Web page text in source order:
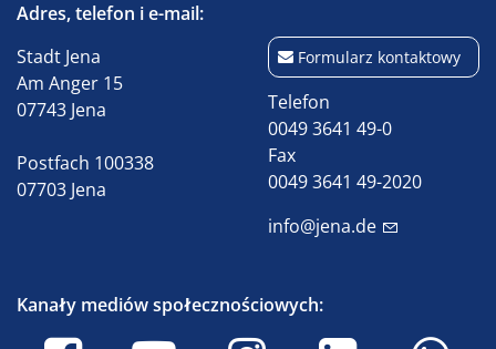
Adres, telefon i e-mail:
Stadt Jena
Am Anger 15
07743 Jena
Postfach 100338
07703 Jena
Formularz kontaktowy
Telefon
0049 3641 49-0
Fax
0049 3641 49-2020
info@jena.de
Kanały mediów społecznościowych: